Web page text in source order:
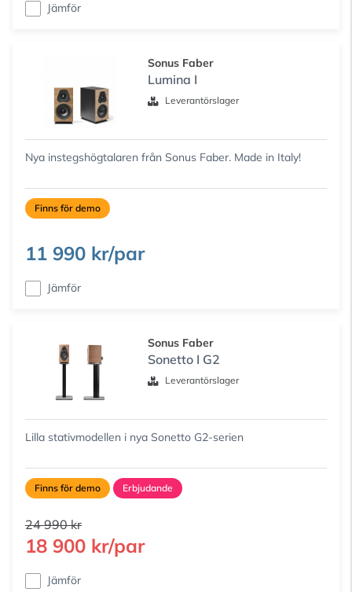
Jämför
Sonus Faber
Lumina I
Leverantörslager
Nya instegshögtalaren från Sonus Faber. Made in Italy!
Finns för demo
11 990 kr/par
Jämför
Sonus Faber
Sonetto I G2
Leverantörslager
Lilla stativmodellen i nya Sonetto G2-serien
Finns för demo Erbjudande
24 990 kr
18 900 kr/par
Jämför